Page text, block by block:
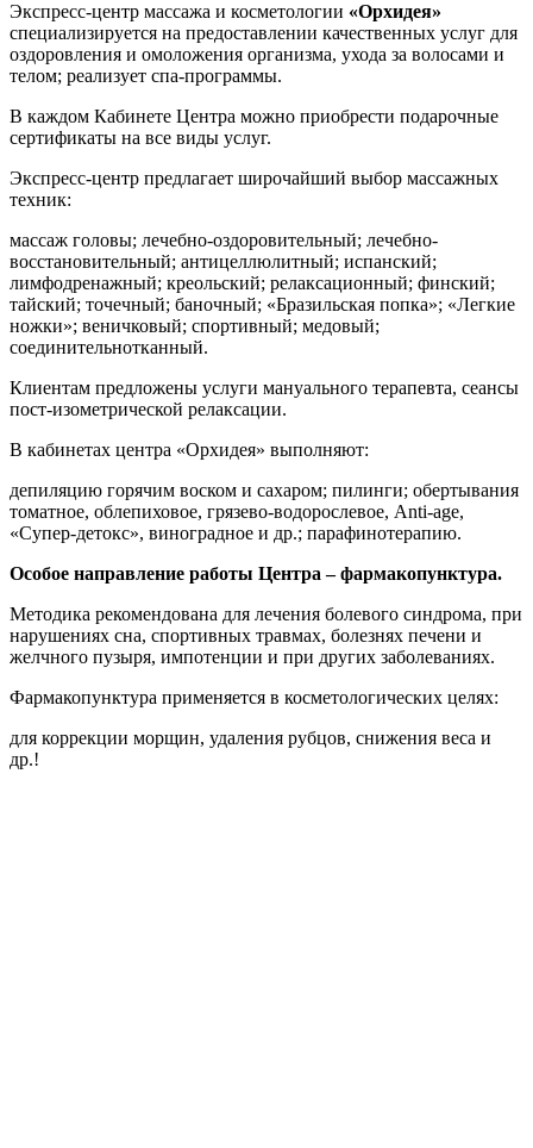
Экспресс-центр массажа и косметологии «Орхидея»
специализируется на предоставлении качественных услуг для
оздоровления и омоложения организма, ухода за волосами и
телом; реализует спа-программы.
В каждом Кабинете Центра можно приобрести подарочные
сертификаты на все виды услуг.
Экспресс-центр предлагает широчайший выбор массажных
техник:
массаж головы; лечебно-оздоровительный; лечебно-
восстановительный; антицеллюлитный; испанский;
лимфодренажный; креольский; релаксационный; финский;
тайский; точечный; баночный; «Бразильская попка»; «Легкие
ножки»; веничковый; спортивный; медовый;
соединительнотканный.
Клиентам предложены услуги мануального терапевта, сеансы
пост-изометрической релаксации.
В кабинетах центра «Орхидея» выполняют:
депиляцию горячим воском и сахаром; пилинги; обертывания
томатное, облепиховое, грязево-водорослевое, Anti-age,
«Супер-детокс», виноградное и др.; парафинотерапию.
Особое направление работы Центра – фармакопунктура.
Методика рекомендована для лечения болевого синдрома, при
нарушениях сна, спортивных травмах, болезнях печени и
желчного пузыря, импотенции и при других заболеваниях.
Фармакопунктура применяется в косметологических целях:
для коррекции морщин, удаления рубцов, снижения веса и
др.!